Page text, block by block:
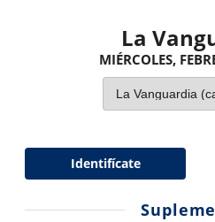
La
MIÉRCOLES,
Identifícate